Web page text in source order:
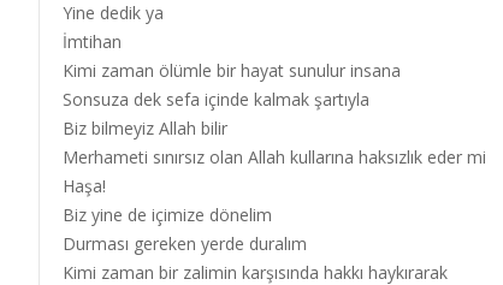
Yine dedik ya
İmtihan
Kimi zaman ölümle bir hayat sunulur insana
Sonsuza dek sefa içinde kalmak şartıyla
Biz bilmeyiz Allah bilir
Merhameti sınırsız olan Allah kullarına haksızlık eder mi
Haşa!
Biz yine de içimize dönelim
Durması gereken yerde duralım
Kimi zaman bir zalimin karşısında hakkı haykırarak